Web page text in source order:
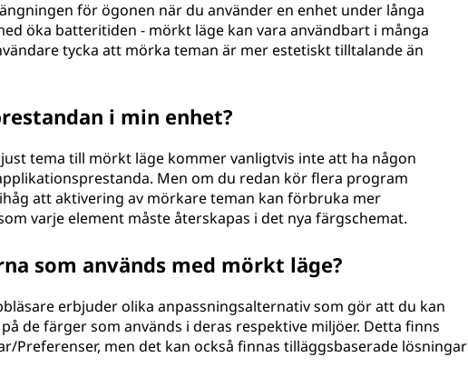
för ögonen när du använder en enhet under långa
öka batteritiden - mörkt läge kan vara användbart i många
tycka att mörka teman är mer estetiskt tilltalande än
i min enhet?
tema till mörkt läge kommer vanligtvis inte att ha någon
Men om du redan kör flera program
att aktivering av mörkare teman kan förbruka mer
varje element måste återskapas i det nya färgschemat.
som används med mörkt läge?
erbjuder olika anpassningsalternativ som gör att du kan
de färger som används i deras respektive miljöer. Detta finns
Preferenser, men det kan också finnas tilläggsbaserade lösningar